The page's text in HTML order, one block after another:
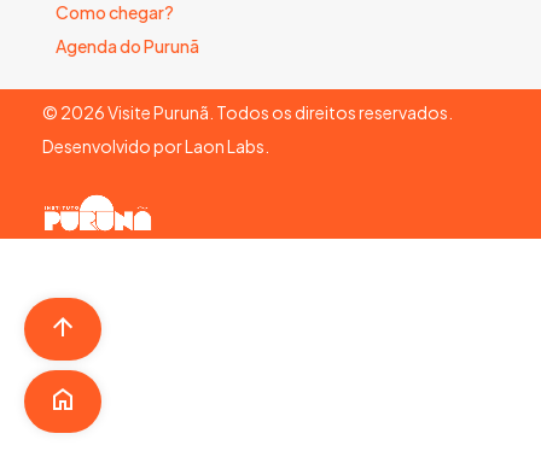
Como chegar?
Agenda do Purunã
© 2026Visite Purunã. Todos os direitos reservados.
Desenvolvido porLaon Labs